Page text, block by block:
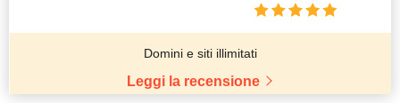
Domini e siti illimitati
Leggi la recensione